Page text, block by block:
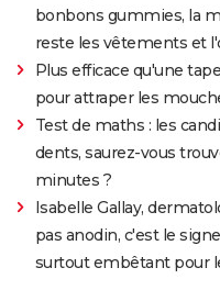
bonbons gummies, la
reste les vêtements et
Plus efficace qu'une
pour attraper les
Test de maths : les
dents, saurez-vous
minutes ?
Isabelle Gallay,
pas anodin, c'est le
surtout embêtant pour